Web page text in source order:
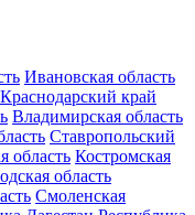
Ивановская область
Краснодарский край
Владимирская область
Ставропольский
область Костромская
область
Смоленская